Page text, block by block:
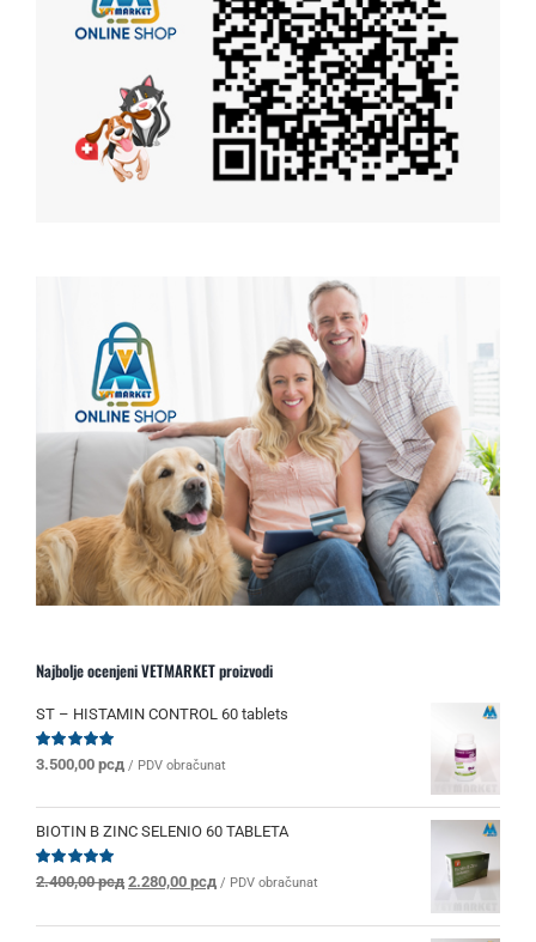
Najbolje ocenjeni VETMARKET proizvodi
ST – HISTAMIN CONTROL 60 tablets
Ocenjeno
od 5
3.500,00 рсд / PDV obračunat
BIOTIN B ZINC SELENIO 60 TABLETA
Ocenjeno
od 5
2.400,00рсд Originalna
je
2.280,00 рсдTrenutna
je:
/ PDV obračunat